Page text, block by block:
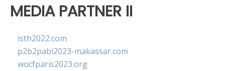
MEDIA PARTNER II
isth2022.com
p2b2pabi2023-makassar.com
wocfparis2023.org